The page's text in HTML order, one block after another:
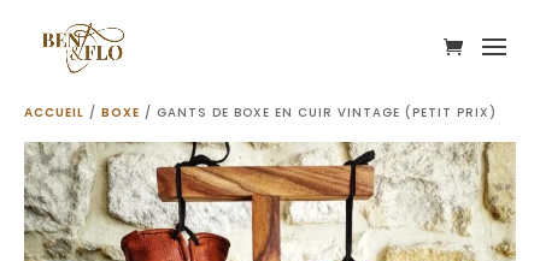
ACCUEIL / BOXE / GANTS DE BOXE EN CUIR VINTAGE (PETIT PRIX)